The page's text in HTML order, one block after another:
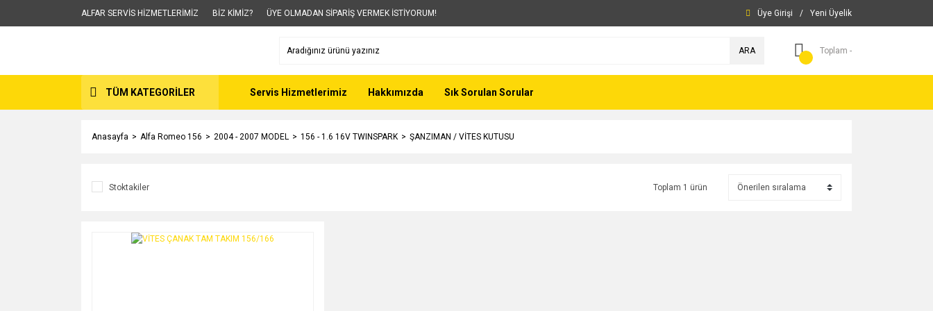
ALFAR SERVİS HİZMETLERİMİZ BİZ KİMİZ? ÜYE OLMADAN SİPARİŞ VERMEK İSTİYORUM! Üye Girişi / Yeni Üyelik
ARA Toplam -
TÜM KATEGORİLER Servis Hizmetlerimiz Hakkımızda Sık Sorulan Sorular
Anasayfa Alfa Romeo 156 2004 - 2007 MODEL 156 - 1.6 16V TWINSPARK ŞANZIMAN / VİTES KUTUSU
Stoktakiler Toplam 1 ürün